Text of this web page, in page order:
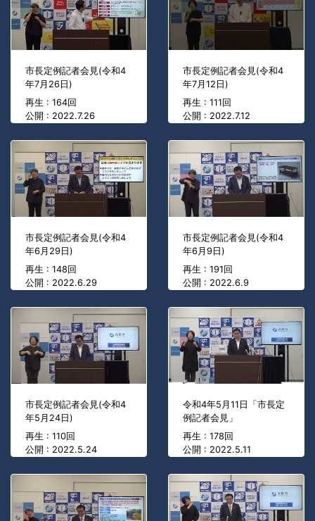
市長定例記者会見(令和4
年7月26日)
再生 : 164回
公開 : 2022.7.26
市長定例記者会見(令和4
年7月12日)
再生 : 111回
公開 : 2022.7.12
市長定例記者会見(令和4
年6月29日)
再生 : 148回
公開 : 2022.6.29
市長定例記者会見(令和4
年6月9日)
再生 : 191回
公開 : 2022.6.9
市長定例記者会見(令和4
年5月24日)
再生 : 110回
公開 : 2022.5.24
令和4年5月11日「市長定
例記者会見」
再生 : 178回
公開 : 2022.5.11